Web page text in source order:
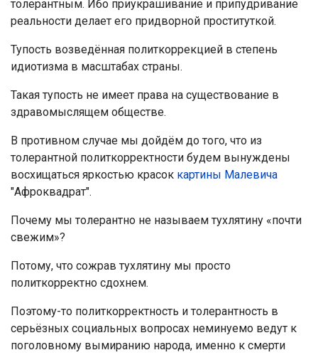
толерантным. Ибо приукрашивание и припудривание
реальности делает его придворной проституткой.
Тупость возведённая политкоррекцией в степень
идиотизма в масштабах страны.
Такая тупость не имеет права на существование в
здравомыслящем обществе.
В противном случае мы дойдём до того, что из
толерантной политкорректности будем вынуждены
восхищаться яркостью красок картины Малевича
"Афроквадрат".
Почему мы толерантно не называем тухлятину «почти
свежим»?
Потому, что сожрав тухлятину мы просто
политкорректно сдохнем.
Поэтому-то политкорректность и толерантность в
серьёзных социальных вопросах неминуемо ведут к
поголовному вымиранию народа, именно к смерти